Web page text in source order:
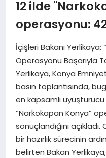
SPOR
MAGAZIN
SAĞLIK
EĞITIM
12 ilde
operasyonu:
İçişleri Bakanı
Operasyonu Başarıyla
Yerlikaya, Konya
basın toplantısında,
en kapsamlı
“Narkokapan Konya”
sonuçlandığını
bir hazırlık sürecinin
belirten Bakan